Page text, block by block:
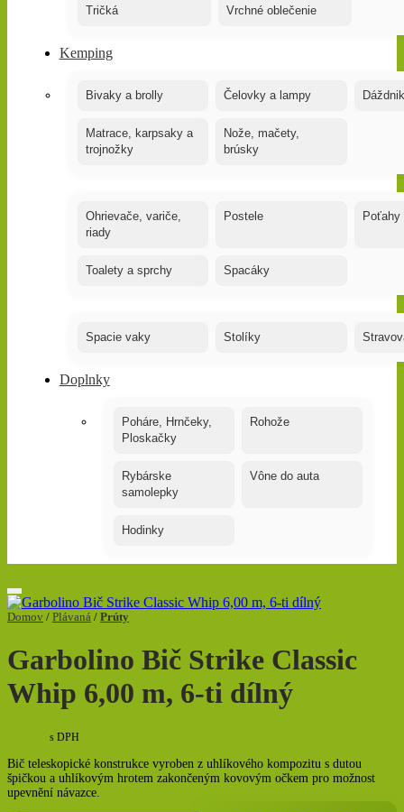
Tričká Vrchné oblečenie
Kemping
Bivaky a brolly Čelovky a lampy
Matrace, karpsaky a
trojnožky
Nože, mačety,
brúsky
Ohrievače, variče,
riady
Postele Poťahy
Toalety a sprchy Spacáky
Spacie vaky Stolíky
Doplnky
Poháre, Hrnčeky,
Ploskačky
Rohože
Rybárske
samolepky
Vône do auta
Hodinky
Domov / Plávaná / Prúty
Garbolino Bič Strike Classic
Whip 6,00 m, 6-ti dílný
s DPH
Bič teleskopické konstrukce vyroben z uhlíkového kompozitu s dutou
špičkou a uhlíkovým hrotem zakončeným kovovým očkem pro možnost
upevnění návazce.